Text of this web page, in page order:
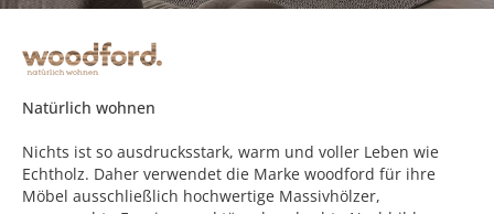
Natürlich wohnen
Nichts ist so ausdrucksstark, warm und voller Leben wie
Echtholz. Daher verwendet die Marke woodford für ihre
Möbel ausschließlich hochwertige Massivhölzer,